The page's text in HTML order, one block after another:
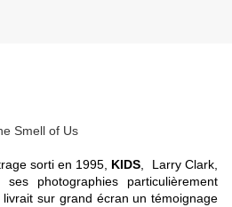
Smell of Us
sorti en 1995, KIDS , Larry Clark,
photographies particulièrement
sur grand écran un témoignage